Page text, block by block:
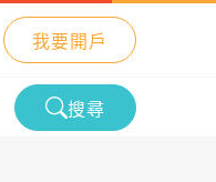
我要開戶
搜尋